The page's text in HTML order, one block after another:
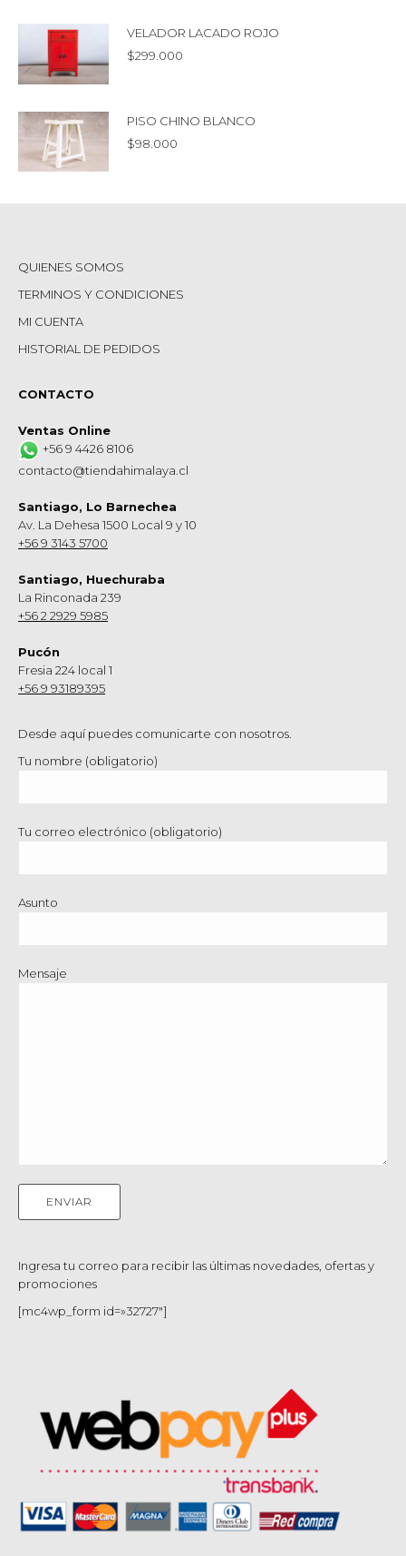
VELADOR LACADO ROJO
$299.000
PISO CHINO BLANCO
$98.000
QUIENES SOMOS
TERMINOS Y CONDICIONES
MI CUENTA
HISTORIAL DE PEDIDOS
CONTACTO
Ventas Online
+56 9 4426 8106
contacto@tiendahimalaya.cl
Santiago, Lo Barnechea
Av. La Dehesa 1500 Local 9 y 10
+56 9 3143 5700
Santiago, Huechuraba
La Rinconada 239
+56 2 2929 5985
Pucón
Fresia 224 local 1
+56 9 93189395
Desde aquí puedes comunicarte con nosotros.
Tu nombre (obligatorio)
Tu correo electrónico (obligatorio)
Asunto
Mensaje
Ingresa tu correo para recibir las últimas novedades, ofertas y
promociones
[mc4wp_form id=»32727″]